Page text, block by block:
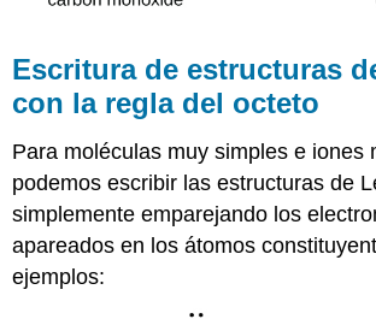
Escritura de estructuras
con la regla del octeto
Para moléculas muy simples e iones
podemos escribir las estructuras de
simplemente emparejando los
apareados en los átomos
ejemplos: